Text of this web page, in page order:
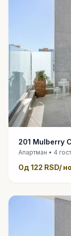
201 Mulberry
Апартман • 4
Од 122 RSD/